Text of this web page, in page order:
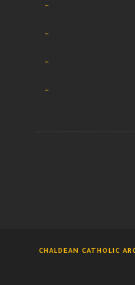
CHALDEAN CATHOLIC